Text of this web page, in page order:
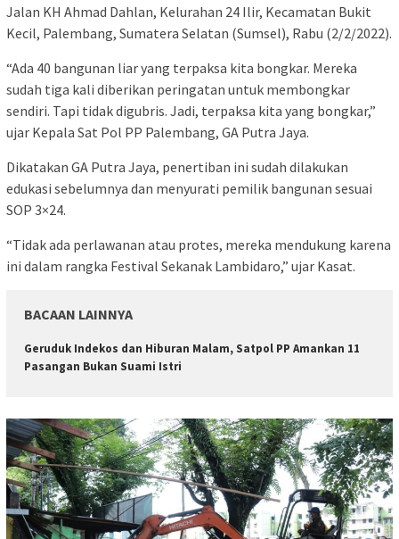
Jalan KH Ahmad Dahlan, Kelurahan 24 Ilir, Kecamatan Bukit
Kecil, Palembang, Sumatera Selatan (Sumsel), Rabu (2/2/2022).
“Ada 40 bangunan liar yang terpaksa kita bongkar. Mereka
sudah tiga kali diberikan peringatan untuk membongkar
sendiri. Tapi tidak digubris. Jadi, terpaksa kita yang bongkar,”
ujar Kepala Sat Pol PP Palembang, GA Putra Jaya.
Dikatakan GA Putra Jaya, penertiban ini sudah dilakukan
edukasi sebelumnya dan menyurati pemilik bangunan sesuai
SOP 3×24.
“Tidak ada perlawanan atau protes, mereka mendukung karena
ini dalam rangka Festival Sekanak Lambidaro,” ujar Kasat.
BACAAN LAINNYA
Geruduk Indekos dan Hiburan Malam, Satpol PP Amankan 11
Pasangan Bukan Suami Istri